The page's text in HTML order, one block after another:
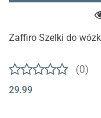
Zaffiro Szelki do
(0)
29.99